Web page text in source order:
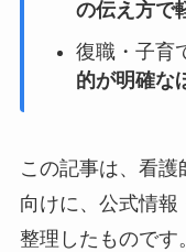
の伝え方で
復職・子育
的が明確な
この記事は、看
向けに、公式情報
整理したものです